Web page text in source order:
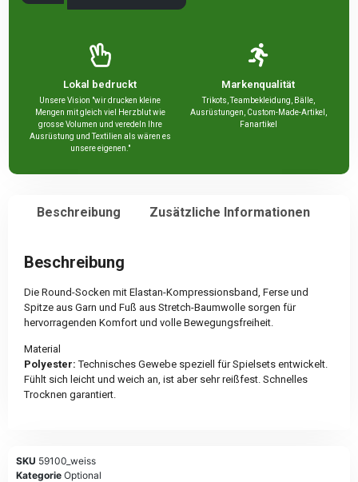
Lokal bedruckt
Unsere Vision "wir drucken kleine
Mengen mit gleich viel Herzblut wie
grosse Volumen und veredeln Ihre
Ausrüstung und Textilien als wären es
unsere eigenen."
Markenqualität
Trikots, Teambekleidung, Bälle,
Ausrüstungen, Custom-Made-Artikel,
Fanartikel
Beschreibung Zusätzliche Informationen
Beschreibung
Die Round-Socken mit Elastan-Kompressionsband, Ferse und
Spitze aus Garn und Fuß aus Stretch-Baumwolle sorgen für
hervorragenden Komfort und volle Bewegungsfreiheit.
Material
Polyester: Technisches Gewebe speziell für Spielsets entwickelt.
Fühlt sich leicht und weich an, ist aber sehr reißfest. Schnelles
Trocknen garantiert.
SKU 59100_weiss
Kategorie Optional